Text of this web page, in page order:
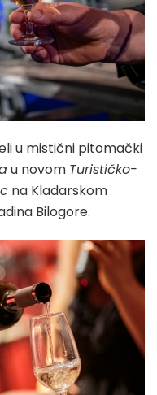
u mistični pitomački
u novom Turističko-
na Kladarskom
Bilogore.